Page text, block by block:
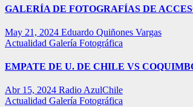
GALERÍA DE FOTOGRAFÍAS DE
May 21, 2024 Eduardo Quiñones Vargas
Actualidad Galería Fotográfica
EMPATE DE U. DE CHILE VS
Abr 15, 2024 Radio AzulChile
Actualidad Galería Fotográfica